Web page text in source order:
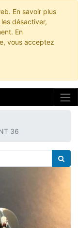
En savoir plus
les désactiver,
En
vous acceptez
36